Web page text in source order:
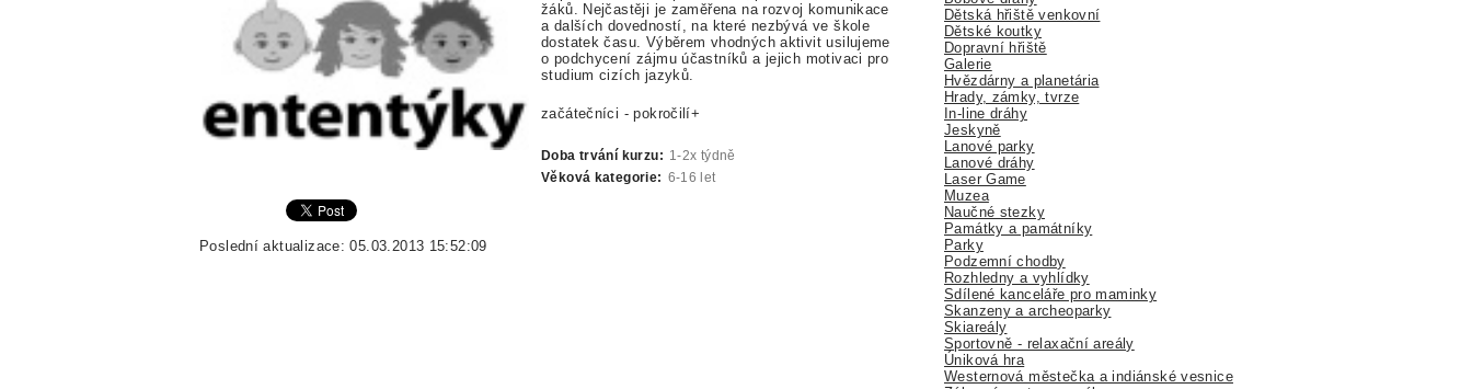
žáků. Nejčastěji je zaměřena na rozvoj komunikace
a dalších dovedností, na které nezbývá ve škole
dostatek času. Výběrem vhodných aktivit usilujeme
o podchycení zájmu účastníků a jejich motivaci pro
studium cizích jazyků.
začátečníci - pokročilí+
Doba trvání kurzu: 1-2x týdně
Věková kategorie: 6-16 let
Poslední aktualizace: 05.03.2013 15:52:09
Dětská hřiště venkovní
Dětské koutky
Dopravní hřiště
Galerie
Hvězdárny a planetária
Hrady, zámky, tvrze
In-line dráhy
Jeskyně
Lanové parky
Lanové dráhy
Laser Game
Muzea
Naučné stezky
Památky a památníky
Parky
Podzemní chodby
Rozhledny a vyhlídky
Sdílené kanceláře pro maminky
Skanzeny a archeoparky
Skiareály
Sportovně - relaxační areály
Úniková hra
Westernová městečka a indiánské vesnice